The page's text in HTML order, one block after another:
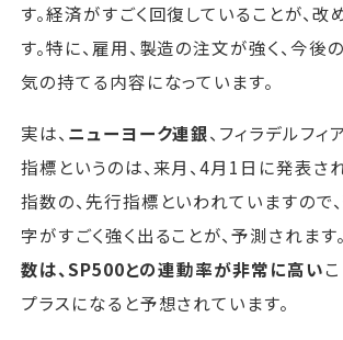
す。経済がすごく回復していることが、
す。特に、雇用、製造の注文が強く、今後
気の持てる内容になっています。
実は、 ニューヨーク連銀、フィラデルフ
指標というのは、来月、4月1日に発表さ
指数の、先行指標といわれていますので、
字がすごく強く出ることが、予測されます。
数は、SP500との連動率が非常に高い
プラスになると予想されています。